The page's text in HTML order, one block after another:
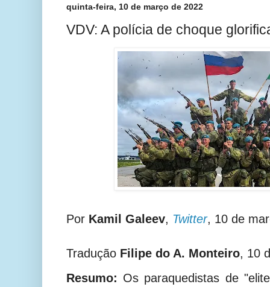
quinta-feira, 10 de março de 2022
VDV: A polícia de choque
Por Kamil Galeev, Twitter, 10 de
Tradução Filipe do A. Monteiro, 10
Resumo: Os paraquedistas de